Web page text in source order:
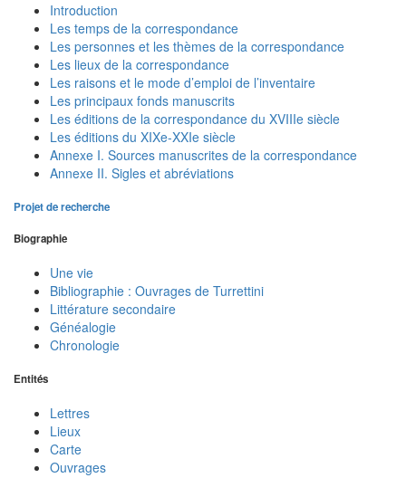
Introduction
Les temps de la correspondance
Les personnes et les thèmes de la correspondance
Les lieux de la correspondance
Les raisons et le mode d’emploi de l’inventaire
Les principaux fonds manuscrits
Les éditions de la correspondance du XVIIIe siècle
Les éditions du XIXe-XXIe siècle
Annexe I. Sources manuscrites de la correspondance
Annexe II. Sigles et abréviations
Projet de recherche
Biographie
Une vie
Bibliographie : Ouvrages de Turrettini
Littérature secondaire
Généalogie
Chronologie
Entités
Lettres
Lieux
Carte
Ouvrages